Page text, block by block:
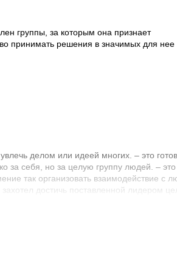
группы, за которым она признает
принимать решения в значимых для нее
делом или идеей многих. – это
за себя, но за целую группу людей. – это
так организовать взаимодействие с
достичь поставленной лидером